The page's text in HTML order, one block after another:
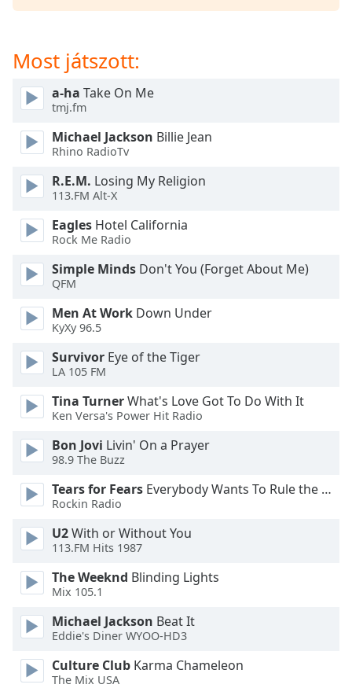
dialog
selected
Audio
Track
Picture-
in-
Fullscreen
This
window.
Beginning
window.
Escape
cancel
and
close
Text
Color
Opacity
Text
Background
Color
Most játszott:
a-ha Take On Me
tmj.fm
Michael Jackson Billie Jean
Rhino RadioTv
R.E.M. Losing My Religion
113.FM Alt-X
Eagles Hotel California
Rock Me Radio
Simple Minds Don't You (Forget About Me)
QFM
Men At Work Down Under
KyXy 96.5
Survivor Eye of the Tiger
LA 105 FM
Tina TurnerWhat's Love Got To Do With It
Ken Versa's Power Hit Radio
Bon Jovi Livin' On a Prayer
98.9 The Buzz
Tears for Fears Everybody Wants To Rule the World
Rockin Radio
U2With or Without You
113.FM Hits 1987
The Weeknd Blinding Lights
Mix 105.1
Michael Jackson Beat It
Eddie's Diner WYOO-HD3
Culture Club Karma Chameleon
The Mix USA